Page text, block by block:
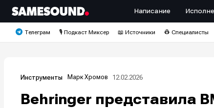
Написание
Телеграм 🎙️ Подкаст Миксер 📖 Источники 👷 Специалисты
Инструменты Марк Хромов 12.02.2026
Behringer представила